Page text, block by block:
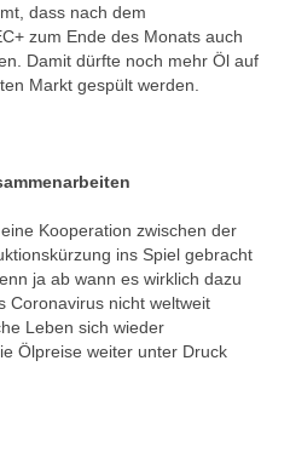
dass nach dem
zum Ende des Monats auch
Damit dürfte noch mehr Öl auf
Markt gespült werden.
Kooperation zwischen der
ins Spiel gebracht
ja ab wann es wirklich dazu
Coronavirus nicht weltweit
Leben sich wieder
Ölpreise weiter unter Druck